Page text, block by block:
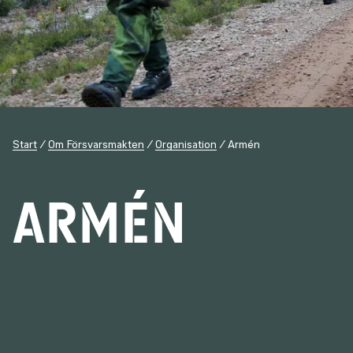
Start Om Försvarsmakten Organisation Armén
Armén